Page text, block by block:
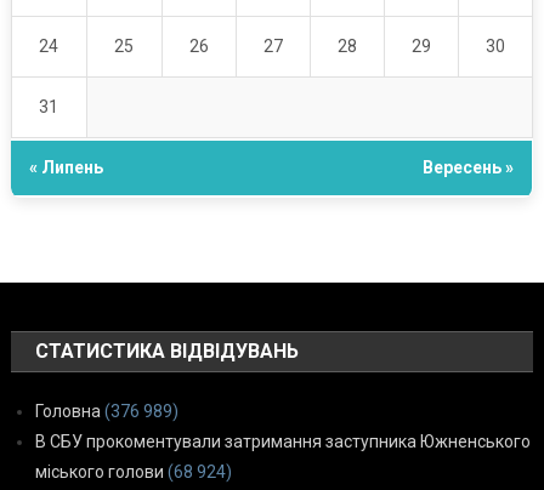
24 25 26 27 28 29 30
31
« Липень Вересень »
СТАТИСТИКА ВІДВІДУВАНЬ
Головна (376 989)
В СБУ прокоментували затримання заступника Южненського
міського голови (68 924)